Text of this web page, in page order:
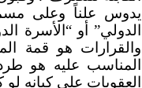
يدوس علناً وعلى
الدولي” أو “الأسرة
والقرارات هو قمة
المناسب عليه هو
العقوبات على كيانه